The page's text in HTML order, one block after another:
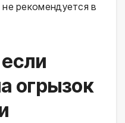
рекомендуется в
огрызок